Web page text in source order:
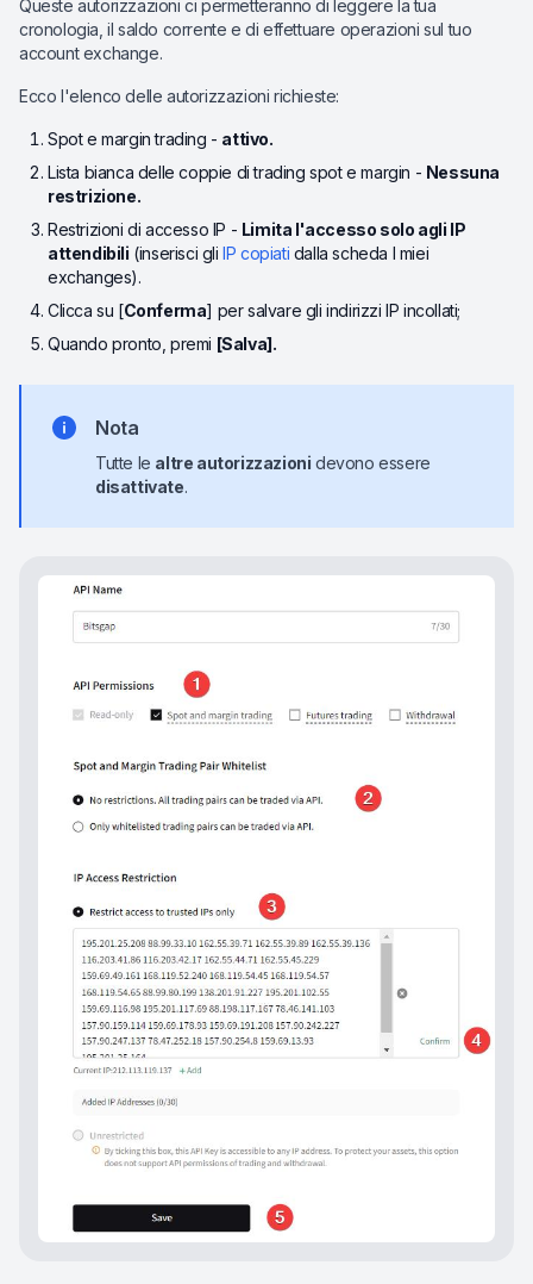
Queste autorizzazioni ci permetteranno di leggere la tua
cronologia, il saldo corrente e di effettuare operazioni sul tuo
account exchange.
Ecco l'elenco delle autorizzazioni richieste:
Spot e margin trading - attivo.
Lista bianca delle coppie di trading spot e margin - Nessuna
restrizione.
Restrizioni di accesso IP - Limita l'accesso solo agli IP
attendibili (inserisci gliIP copiati dalla scheda I miei
exchanges).
Clicca su [Conferma] per salvare gli indirizzi IP incollati;
Quando pronto, premi [Salva].
Nota
Tutte le altre autorizzazioni devono essere
disattivate.